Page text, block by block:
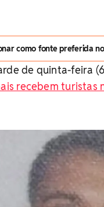
como fonte preferida
de quinta-feira
recebem turistas